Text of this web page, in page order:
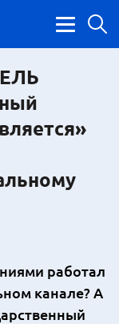
работал
канале? А